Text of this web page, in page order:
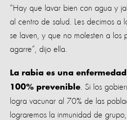
“Hay que lavar bien con agua y
al centro de salud. Les decimos a
se laven, y que no molesten a los
agarre”, dijo ella.
La rabia es una
100% prevenible . Si los
logra vacunar al 70% de las
lograremos la inmunidad de